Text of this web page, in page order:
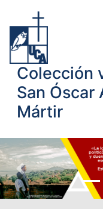
Colección
San Óscar
Mártir